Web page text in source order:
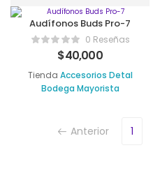
Audífonos Buds Pro-7
0 Reseñas
$40,000
Tienda Accesorios Detal
Bodega Mayorista
Anterior 1